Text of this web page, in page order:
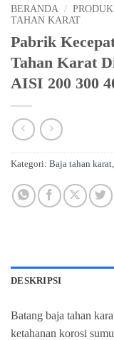
BERANDA / PRODUK
TAHAN KARAT
Pabrik
Tahan Karat
AISI 200 300
Kategori: Baja tahan karat,
DESKRIPSI
Batang baja tahan
ketahanan korosi